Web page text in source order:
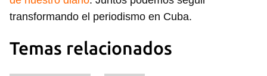
transformando el periodismo en Cuba.
Temas relacionados